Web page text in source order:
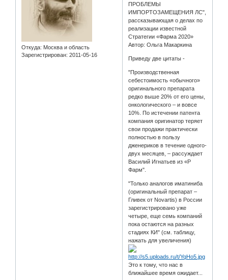
Откуда: Москва и область
Зарегистрирован: 2011-05-16
ПРОБЛЕМЫ
ИМПОРТОЗАМЕЩЕНИЯ ЛС",
рассказывающая о делах по
реализации известной
Стратегии «Фарма 2020»
Автор: Ольга Макаркина
Приведу две цитаты -
"Производственная
себестоимость «обычного»
оригинального препарата
редко выше 20% от его цены,
онкологического – и вовсе
10%. По истечении патента
компания оригинатор теряет
свои продажи практически
полностью в пользу
дженериков в течение одного-
двух месяцев, – рассуждает
Василий Игнатьев из «Р
Фарм".
"Только аналогов иматиниба
(оригинальный препарат –
Гливек от Novartis) в России
зарегистрировано уже
четыре, еще семь компаний
пока остаются на разных
стадиях КИ" (см. таблицу,
нажать для увеличения)
Это к тому, что нас в
ближайшее время ожидает...